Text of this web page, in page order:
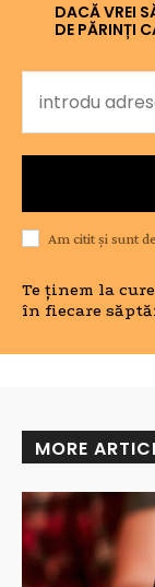
DACĂ VREI
DE PĂRINȚI
Am citit și sunt
Te ținem la
în fiecare
MORE